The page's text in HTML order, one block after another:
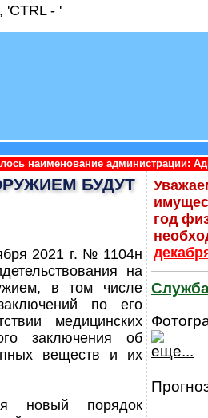
'CTRL - '
администрации:
БУДУТ
2021 г. № 1104н
на
в том числе
по его
медицинских
заключения об
веществ и их
порядок
год
еще...